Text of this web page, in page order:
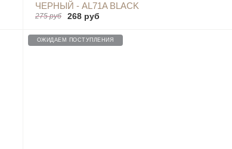
ЧЕРНЫЙ - AL71A BLACK
275 руб 268 руб
ОЖИДАЕМ ПОСТУПЛЕНИЯ